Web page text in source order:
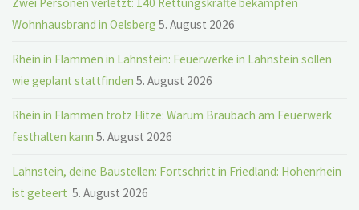
Wohnhausbrand in Oelsberg 5. August 2026
Rhein in Flammen in Lahnstein: Feuerwerke in Lahnstein sollen
wie geplant stattfinden 5. August 2026
Rhein in Flammen trotz Hitze: Warum Braubach am Feuerwerk
festhalten kann 5. August 2026
Lahnstein, deine Baustellen: Fortschritt in Friedland: Hohenrhein
ist geteert 5. August 2026